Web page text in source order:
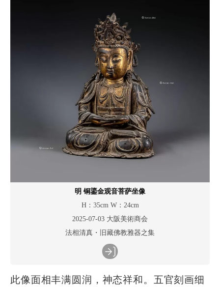
明 铜鎏金观音菩萨坐像
H：35cm W：24cm
2025-07-03 大阪美術商会
法相清真・旧藏佛教雅器之集
此像面相丰满圆润，神态祥和。五官刻画细